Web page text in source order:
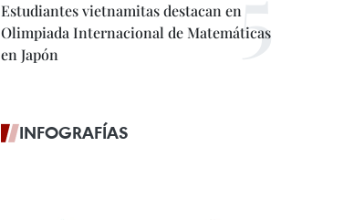
Estudiantes vietnamitas destacan en
Olimpiada Internacional de Matemáticas
en Japón
INFOGRAFÍAS